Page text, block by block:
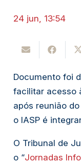
24 jun, 13:54
Documento foi
facilitar acesso
após reunião
o IASP é
O Tribunal de
o “Jornadas